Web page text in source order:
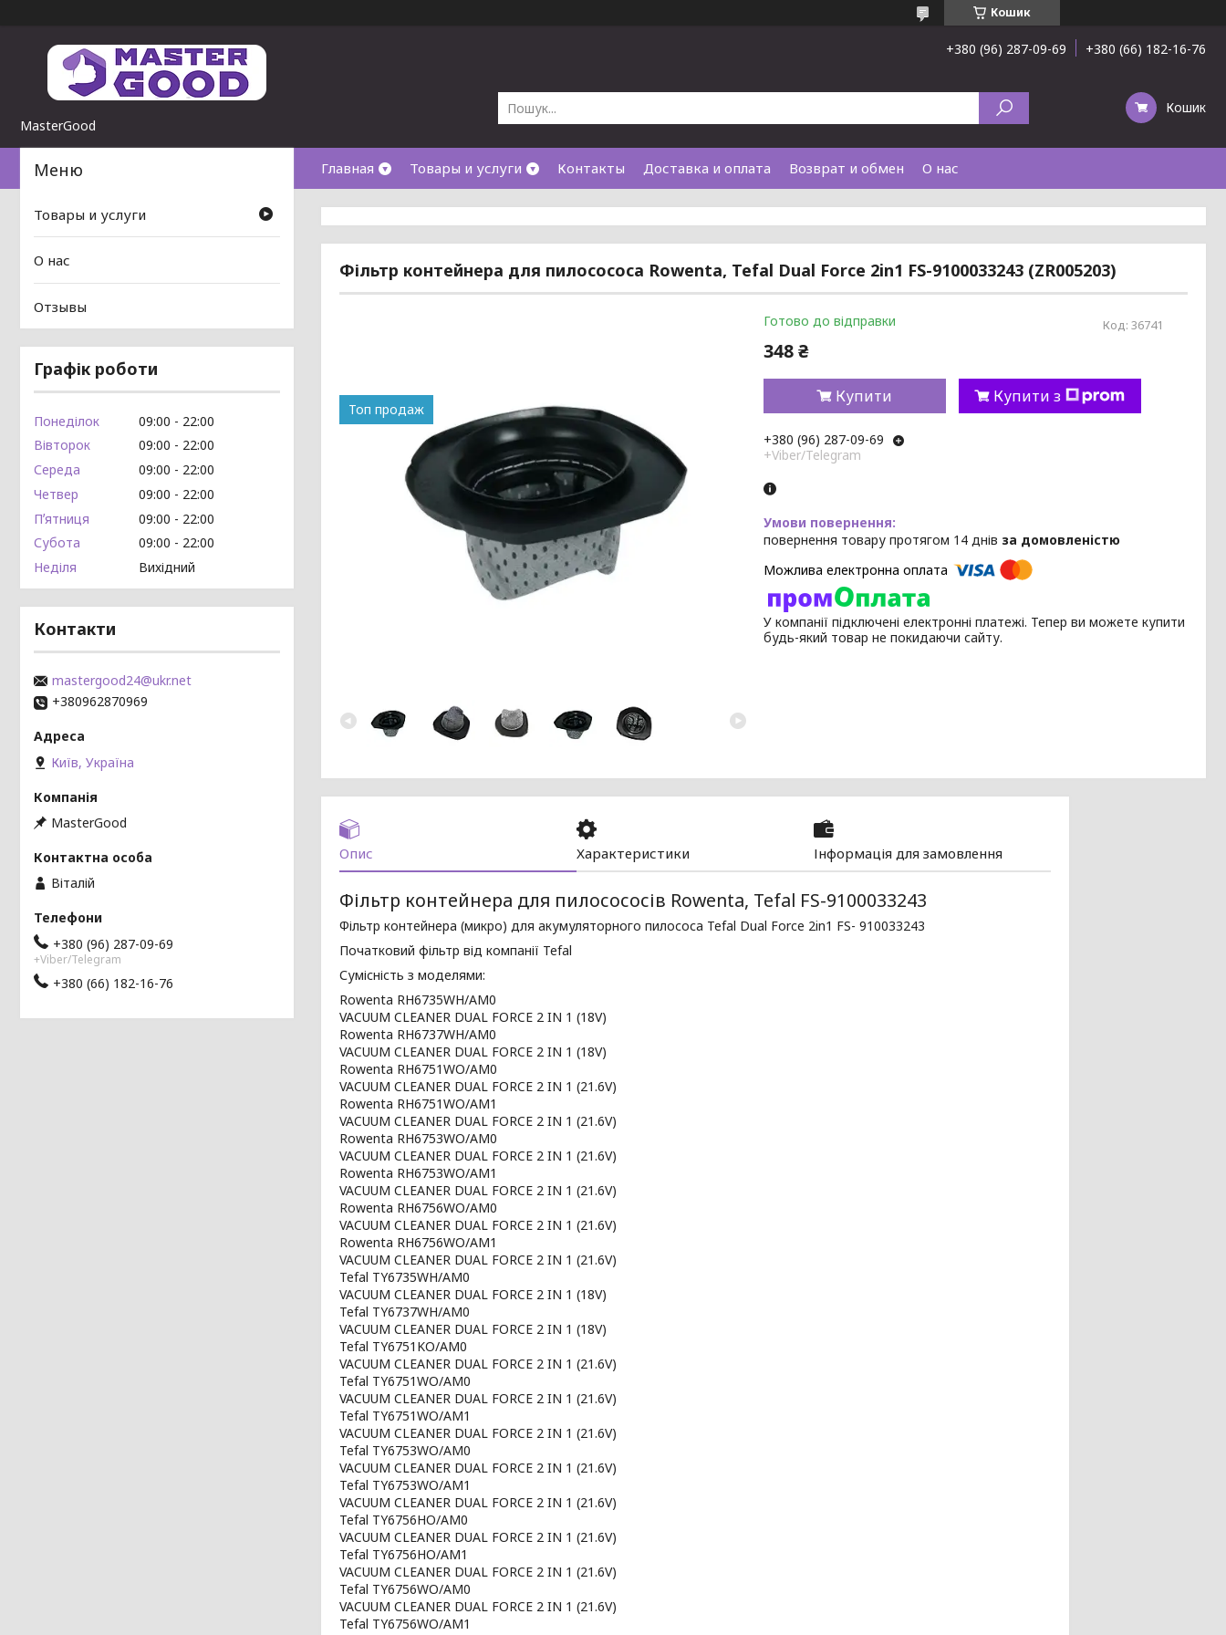
Кошик
MasterGood
+380 (96) 287-09-69 +380 (66) 182-16-76
Кошик
Главная Товары и услуги Контакты Доставка и оплата Возврат и обмен О нас
Фільтр контейнера для пилосососа Rowenta, Tefal Dual Force 2in1 FS-9100033243 (ZR005203)
Топ продаж
Готово до відправки Код: 36741
348 ₴
Купити Купити з
+380 (96) 287-09-69
+Viber/Telegram
повернення товару протягом 14 днів за домовленістю
У компанії підключені електронні платежі. Тепер ви можете купити
будь-який товар не покидаючи сайту.
Опис Характеристики Інформація для замовлення
Фільтр контейнера для пилосососів Rowenta, Tefal FS-9100033243
Фільтр контейнера (микро) для акумуляторного пилососа Tefal Dual Force 2in1 FS- 910033243
Початковий фільтр від компанії Tefal
Сумісність з моделями:
Rowenta RH6735WH/AM0
VACUUM CLEANER DUAL FORCE 2 IN 1 (18V)
Rowenta RH6737WH/AM0
VACUUM CLEANER DUAL FORCE 2 IN 1 (18V)
Rowenta RH6751WO/AM0
VACUUM CLEANER DUAL FORCE 2 IN 1 (21.6V)
Rowenta RH6751WO/AM1
VACUUM CLEANER DUAL FORCE 2 IN 1 (21.6V)
Rowenta RH6753WO/AM0
VACUUM CLEANER DUAL FORCE 2 IN 1 (21.6V)
Rowenta RH6753WO/AM1
VACUUM CLEANER DUAL FORCE 2 IN 1 (21.6V)
Rowenta RH6756WO/AM0
VACUUM CLEANER DUAL FORCE 2 IN 1 (21.6V)
Rowenta RH6756WO/AM1
VACUUM CLEANER DUAL FORCE 2 IN 1 (21.6V)
Tefal TY6735WH/AM0
VACUUM CLEANER DUAL FORCE 2 IN 1 (18V)
Tefal TY6737WH/AM0
VACUUM CLEANER DUAL FORCE 2 IN 1 (18V)
Tefal TY6751KO/AM0
VACUUM CLEANER DUAL FORCE 2 IN 1 (21.6V)
Tefal TY6751WO/AM0
VACUUM CLEANER DUAL FORCE 2 IN 1 (21.6V)
Tefal TY6751WO/AM1
VACUUM CLEANER DUAL FORCE 2 IN 1 (21.6V)
Tefal TY6753WO/AM0
VACUUM CLEANER DUAL FORCE 2 IN 1 (21.6V)
Tefal TY6753WO/AM1
VACUUM CLEANER DUAL FORCE 2 IN 1 (21.6V)
Tefal TY6756HO/AM0
VACUUM CLEANER DUAL FORCE 2 IN 1 (21.6V)
Tefal TY6756HO/AM1
VACUUM CLEANER DUAL FORCE 2 IN 1 (21.6V)
Tefal TY6756WO/AM0
VACUUM CLEANER DUAL FORCE 2 IN 1 (21.6V)
Tefal TY6756WO/AM1
Товары и услуги
О нас
Отзывы
Графік роботи
Понеділок 09:00
22:00
Вівторок
09:00
22:00
Середа
09:00
22:00
Четвер
09:00
22:00
Пʼятниця
09:00
22:00
Субота
09:00
22:00
Неділя
Вихідний
Контакти
mastergood24@ukr.net
+380962870969
Київ, Україна
MasterGood
Віталій
+380 (96) 287-09-69
+Viber/Telegram
+380 (66) 182-16-76